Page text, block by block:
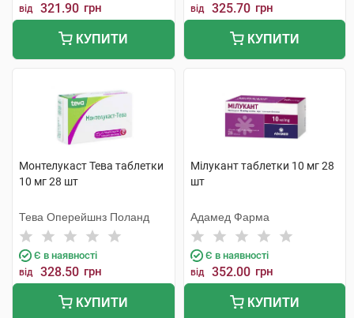
від 321.90 грн
КУПИТИ
від 325.70 грн
КУПИТИ
Монтелукаст Тева таблетки
10 мг 28 шт
Тева Оперейшнз Поланд
Є в наявності
від 328.50 грн
КУПИТИ
Мілукант таблетки 10 мг 28
шт
Адамед Фарма
Є в наявності
від 352.00 грн
КУПИТИ